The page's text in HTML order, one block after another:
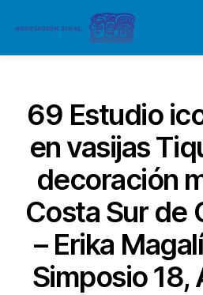
69 Estudio
en vasijas
decoración
Costa Sur de
– Erika
Simposio